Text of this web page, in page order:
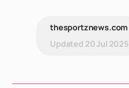
thesportznews.com
Updated 20 Jul 2025